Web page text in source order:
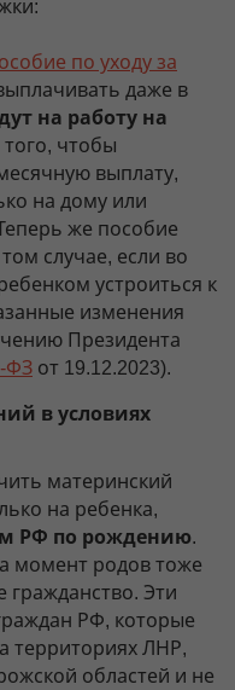
по уходу за
даже в
на работу на
чтобы
выплату,
на дому или
же пособие
случае, если во
устроиться к
изменения
Президента
ФЗ от 19.12.2023).
в условиях
материнский
на ребенка,
РФ по рождению.
момент родов тоже
гражданство. Эти
РФ, которые
территориях ЛНР,
областей и не